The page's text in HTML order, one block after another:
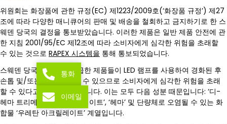
위원회는 화장품에 관한 규정(EC) 제1223/2009호(‘화장품 규정’) 제27
조에 따라 다양한 매니큐어의 판매 및 배송을 철회하고 금지하기로 한 스
웨덴 당국의 결정을 통보받았습니다. 이러한 제품은 일반 제품 안전에 관
한 지침 2001/95/EC 제12조에 따라 소비자에게 심각한 위험을 초래할
수 있는 것으로 RAPEX 시스템을 통해 통보되었습니다.
스웨덴 당국은 위에서 언급한 제품들이 LED 램프를 사용하여 경화된 후
손톱 및/또는 손이 손상될 수 있으므로 소비자에게 심각한 위험을 초래
할 수 있다고 판단하고 있습니다. 이는 모두 다음 성분 때문입니다: ‘디-
헤마 트리메틸헥실 디카바메이트’, ‘헤마’ 및 단량체로 오염될 수 있는 화
합물 ‘우레탄 아크릴레이트’ 계열입니다.
통화
이메일